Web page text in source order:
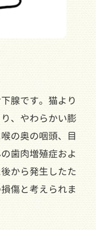
腺です。猫より
、やわらかい膨
の奥の咽頭、目
歯肉増殖症およ
から発生したた
傷と考えられま